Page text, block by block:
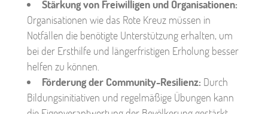
Stärkung von Freiwilligen und Organisationen:
Organisationen wie das Rote Kreuz müssen in
Notfällen die benötigte Unterstützung erhalten, um
bei der Ersthilfe und längerfristigen Erholung besser
helfen zu können.
Förderung der Community-Resilienz: Durch
Bildungsinitiativen und regelmäßige Übungen kann